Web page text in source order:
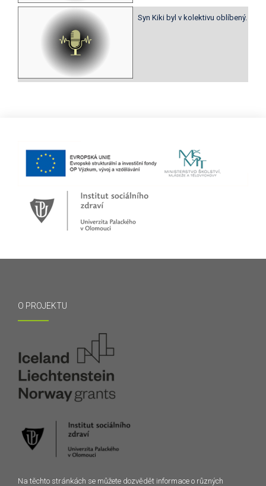
Syn Kiki byl v kolektivu oblíbený.
O PROJEKTU
Na těchto stránkách se můžete dozvědět informace o různých